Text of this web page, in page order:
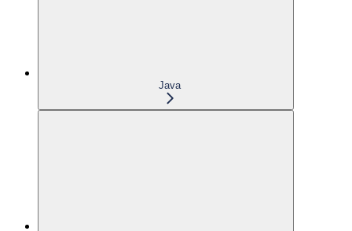
Java